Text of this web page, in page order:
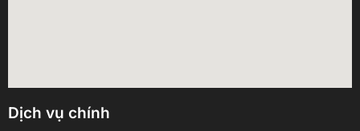
Dịch vụ chính